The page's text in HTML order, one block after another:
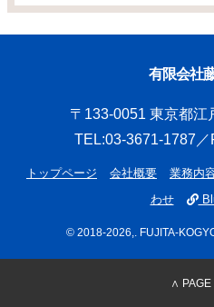
∧ PAGE
有限会社
〒133-0051 東京都江
TEL:03-3671-1787
トップページ 会社概要 業務内
わせ
© 2018-2026,. FUJITA-